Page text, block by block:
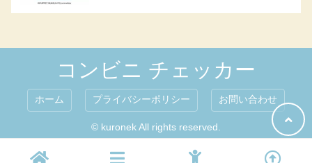
コンビニ チェッカー
ホーム プライバシーポリシー お問い合わせ
© kuronek All rights reserved.